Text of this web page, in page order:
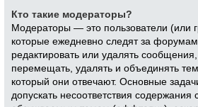
Кто такие модераторы?
Модераторы — это пользователи (или
которые ежедневно следят за
редактировать или удалять сообщения,
перемещать, удалять и объединять
который они отвечают. Основные
допускать несоответствия